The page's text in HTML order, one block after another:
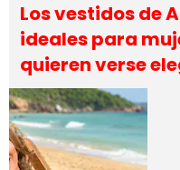
Los vestidos de
ideales para
quieren verse